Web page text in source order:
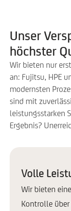
Control Panel:
Plesk
cPanel
Extra IP
Debian
Unser
höchster
Wir bieten nur
an: Fujitsu, HPE
modernsten
sind mit
leistungsstarken
Ergebnis?
Volle
Wir bieten
Kontrolle über